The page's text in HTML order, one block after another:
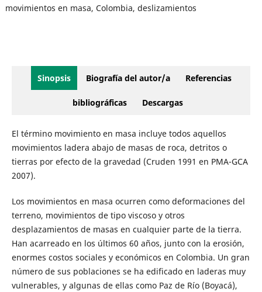
movimientos en masa, Colombia, deslizamientos
Sinopsis Biografía del autor/a Referencias
bibliográficas Descargas
El término movimiento en masa incluye todos aquellos
movimientos ladera abajo de masas de roca, detritos o
tierras por efecto de la gravedad (Cruden 1991 en PMA-GCA
2007).
Los movimientos en masa ocurren como deformaciones del
terreno, movimientos de tipo viscoso y otros
desplazamientos de masas en cualquier parte de la tierra.
Han acarreado en los últimos 60 años, junto con la erosión,
enormes costos sociales y económicos en Colombia. Un gran
número de sus poblaciones se ha edificado en laderas muy
vulnerables, y algunas de ellas como Paz de Río (Boyacá),